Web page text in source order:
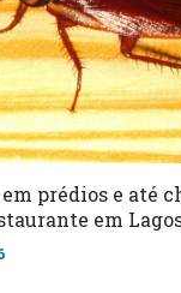
prédios e até
em